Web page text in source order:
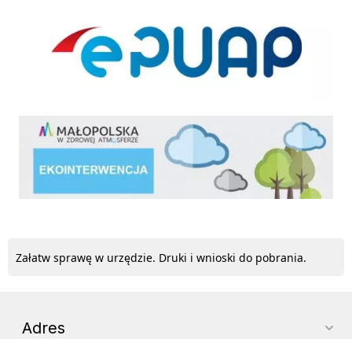
ekointerwencja
Załatw sprawę w urzędzie. Druki i wnioski do pobrania.
Adres